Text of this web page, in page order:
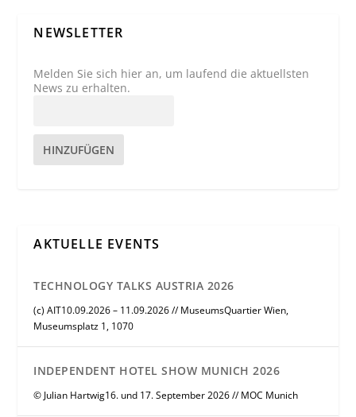
NEWSLETTER
Melden Sie sich hier an, um laufend die aktuellsten
News zu erhalten.
HINZUFÜGEN
AKTUELLE EVENTS
TECHNOLOGY TALKS AUSTRIA 2026
(c) AIT10.09.2026 – 11.09.2026 // MuseumsQuartier Wien,
Museumsplatz 1, 1070
INDEPENDENT HOTEL SHOW MUNICH 2026
© Julian Hartwig16. und 17. September 2026 // MOC Munich